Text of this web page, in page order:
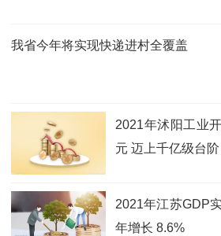
我省今年将实现快递进村全覆盖
2021年沭阳工业
元 迈上千亿级台阶
2021年江苏GDP
年增长 8.6%